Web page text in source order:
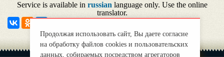
Service is available in russian language only. Use the online
translator.
Продолжая использовать сайт, Вы даете согласие
на обработку файлов cookies и пользовательских
данных, собираемых посредством агрегаторов